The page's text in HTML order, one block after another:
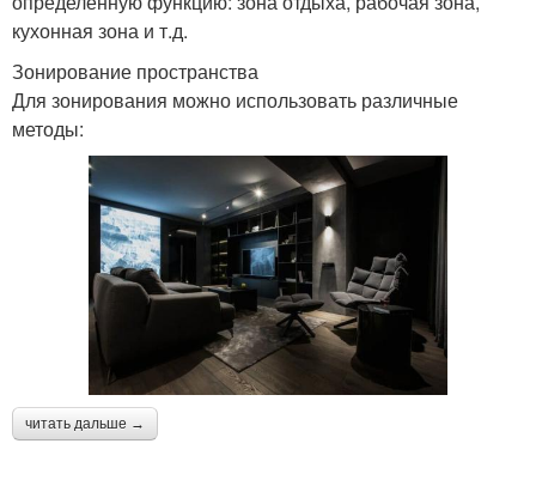
кухонная зона и т.д.
Зонирование пространства
Для зонирования можно использовать различные
методы:
читать дальше →